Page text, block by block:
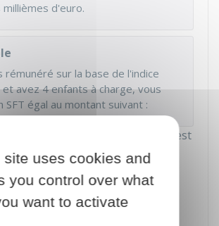
d'euro.
rémunéré sur la base de l'indice
avez 4 enfants à charge, vous
SFT égal au montant suivant :
à temps partiel
, votre SFT est
mêmes conditions que votre
sauf si vous n'avez qu'un
qu'un seul enfant, l'élément fixe
site uses cookies and
you control over what
want to activate